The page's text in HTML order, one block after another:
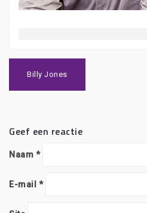
Bericht
navigatie
Billy Jones
Geef een reactie
Naam *
E-mail *